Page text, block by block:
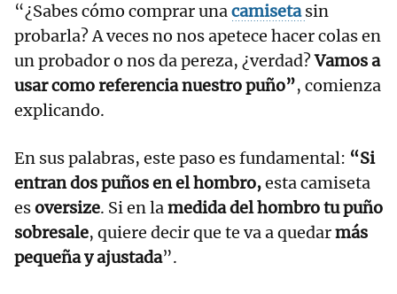
“¿Sabes cómo comprar unacamisetasin
probarla? A veces no nos apetece hacer colas en
un probador o nos da pereza, ¿verdad?Vamos a
usar como referencia nuestro puño”, comienza
explicando.
En sus palabras, este paso es fundamental: “Si
entran dos puños en el hombro,esta camiseta
esoversize. Si en lamedida del hombro tu puño
sobresale, quiere decir que te va a quedarmás
pequeña y ajustada”.